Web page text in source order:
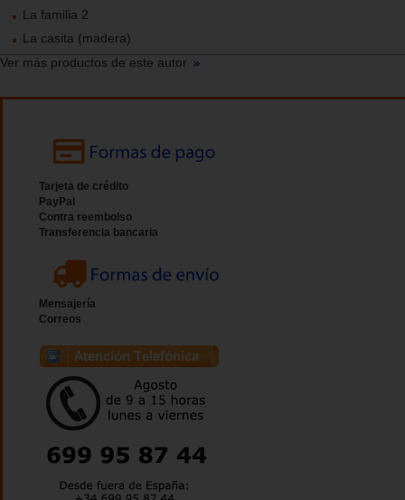
La familia 2
La casita (madera)
Ver más productos de este autor
Tarjeta de crédito
PayPal
Contra reembolso
Transferencia bancaria
Mensajería
Correos